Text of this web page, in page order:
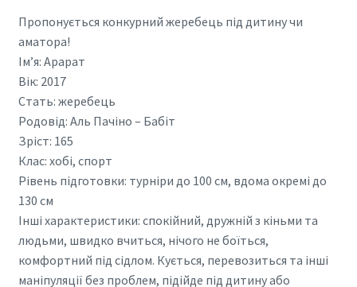
Пропонується конкурний жеребець під дитину чи
аматора!
Ім’я: Арарат
Вік: 2017
Стать: жеребець
Родовід: Аль Пачіно – Бабіт
Зріст: 165
Клас: хобі, спорт
Рівень підготовки: турніри до 100 см, вдома окремі до
130 см
Інші характеристики: спокійний, дружній з кіньми та
людьми, швидко вчиться, нічого не боїться,
комфортний під сідлом. Кується, перевозиться та інші
маніпуляції без проблем, підійде під дитину або